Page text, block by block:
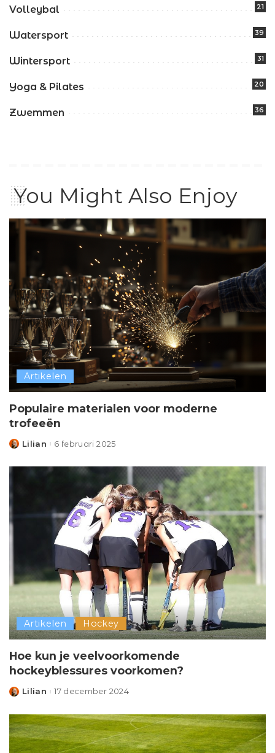
Volleybal 21
Watersport 39
Wintersport 31
Yoga & Pilates 20
Zwemmen 36
You Might Also Enjoy
Artikelen
Populaire materialen voor moderne
trofeeën
Posted
Lilian 6 februari 2025
Artikelen Hockey
Hoe kun je veelvoorkomende
hockeyblessures voorkomen?
Posted
Lilian 17 december 2024